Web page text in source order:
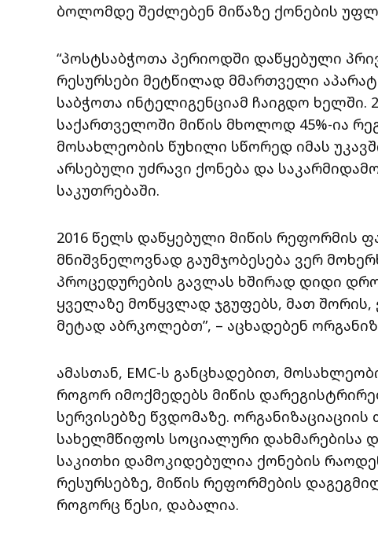
ბოლომდე შეძლებენ მიწაზე ქონების
“პოსტსაბჭოთა პერიოდში დაწყებული
რესურსები მეტწილად მმართველი
საბჭოთა ინტელიგენციამ ჩაიგდო ხელში.
საქართველოში მიწის მხოლოდ 45%-ია
მოსახლეობის წუხილი სწორედ იმას
არსებული უძრავი ქონება და
საკუთრებაში.
2016 წელს დაწყებული მიწის რეფორმის
მნიშვნელოვნად გაუმჯობესება ვერ
პროცედურების გავლას ხშირად დიდი
ყველაზე მოწყვლად ჯგუფებს, მათ შორის,
მეტად აბრკოლებთ”, – აცხადებენ
ამასთან, EMC-ს განცხადებით,
როგორ იმოქმედებს მიწის
სერვისებზე წვდომაზე.
სახელმწიფოს სოციალური დახმარებისა
საკითხი დამოკიდებულია ქონების
რესურსებზე, მიწის რეფორმების
როგორც წესი, დაბალია.